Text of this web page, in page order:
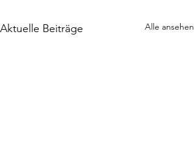
Aktuelle Beiträge Alle ansehen